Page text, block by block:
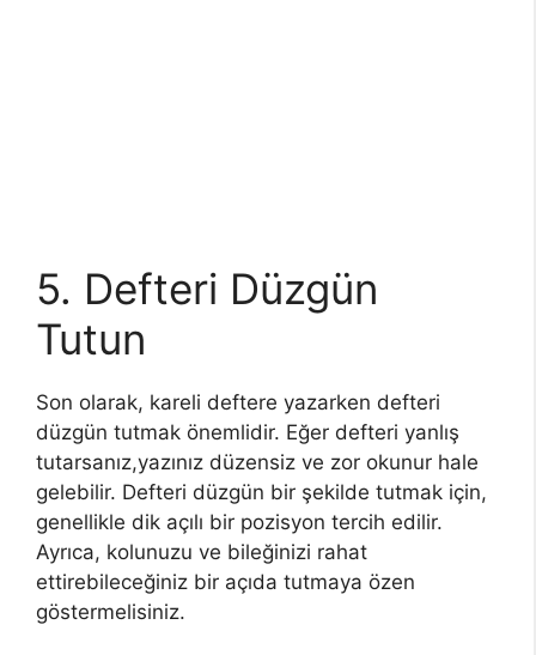
5. Defteri Düzgün
Tutun
Son olarak, kareli deftere yazarken defteri
düzgün tutmak önemlidir. Eğer defteri yanlış
tutarsanız,yazınız düzensiz ve zor okunur hale
gelebilir. Defteri düzgün bir şekilde tutmak için,
genellikle dik açılı bir pozisyon tercih edilir.
Ayrıca, kolunuzu ve bileğinizi rahat
ettirebileceğiniz bir açıda tutmaya özen
göstermelisiniz.